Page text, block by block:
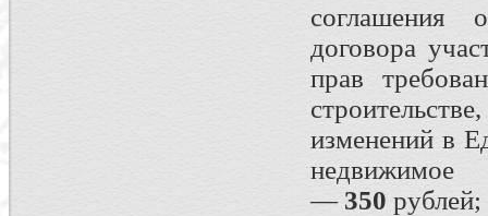
соглашения
договора
прав
изменений в
— 350 рублей;